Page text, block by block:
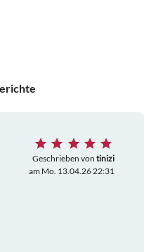
Geschrieben von tinizi
am Mo. 13.04.26 22:31